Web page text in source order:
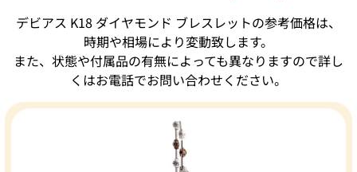
デビアス K18 ダイヤモンド ブレスレットの参考価格は、
時期や相場により変動致します。
また、状態や付属品の有無によっても異なりますので詳し
くはお電話でお問い合わせください。